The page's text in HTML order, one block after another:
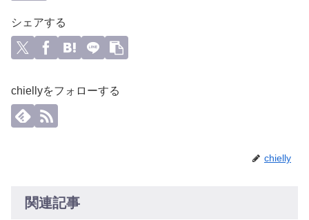
シェアする
chiellyをフォローする
chielly
関連記事